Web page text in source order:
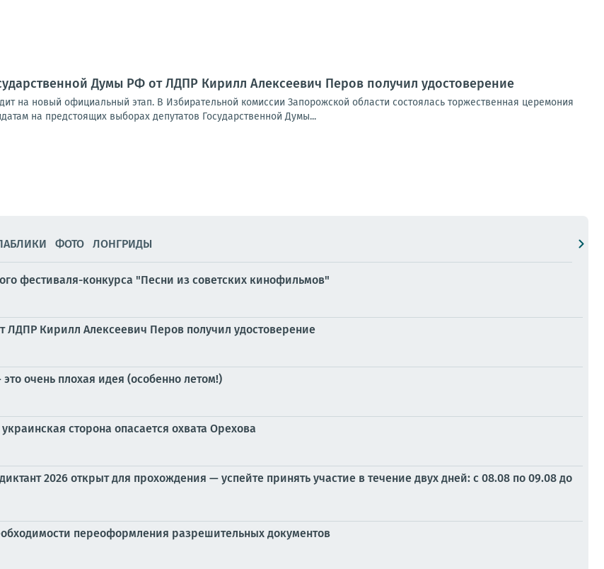
Думы РФ от ЛДПР Кирилл Алексеевич Перов получил удостоверение
на новый официальный этап. В Избирательной комиссии Запорожской области состоялась торжественная церемония
на предстоящих выборах депутатов Государственной Думы...
ФОТО ЛОНГРИДЫ
фестиваля-конкурса "Песни из советских кинофильмов"
ЛДПР Кирилл Алексеевич Перов получил удостоверение
очень плохая идея (особенно летом!)
сторона опасается охвата Орехова
2026 открыт для прохождения — успейте принять участие в течение двух дней: с 08.08 по 09.08 до
переоформления разрешительных документов